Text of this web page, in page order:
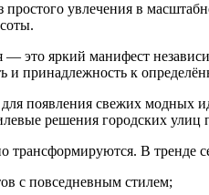
увлечения в
это яркий манифест
и принадлежность к
появления свежих модных
решения городских
трансформируются. В тренде
с повседневным стилем;